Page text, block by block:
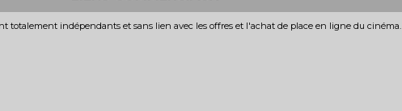
totalement indépendants et sans lien avec les offres et l'achat de place en ligne du cinéma.